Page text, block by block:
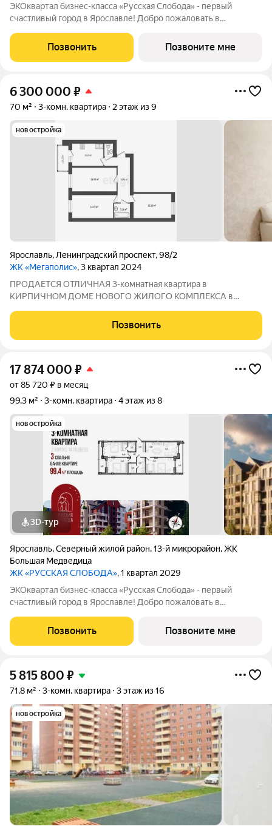
ЭКОквартал бизнес-класса «Русская Слобода» - первый
счастливый город в Ярославле! Добро пожаловать в
русской душой ЭКОквартал «Русская Слобода», формирующий
среду нового качества жизни в
Позвонить Позвоните мне
6 300 000 ₽
70 м² 3-комн. квартира 2 этаж из 9
новостройка
Ярославль, Ленинградский проспект,98/2
ЖК «Мегаполис», 3 квартал 2024
ПPОДАЕТСЯ ОТЛИЧНАЯ 3-комнатная квартира в
КИРПИЧНОМ ДОМЕ НОВОГО ЖИЛОГО КОМПЛЕКСА в
комнаты 14; 13 и 17 кв.м./ кухня 10,23 кв.м.(выход на балкон с
кухни) ПРЕИМУЩЕСТВА ДОМА: -Дом из керамического
Позвонить
17 874 000 ₽
от 85 720 ₽ в месяц
99,3 м²
3-комн. квартира 4 этаж из 8
новостройка
3D-тур
Ярославль,Северный жилой район,13-й микрорайон,ЖК
Большая Медведица
ЖК «РУССКАЯ СЛОБОДА», 1 квартал 2029
ЭКОквартал бизнес-класса «Русская Слобода» - первый
счастливый город в Ярославле! Добро пожаловать в
русской душой ЭКОквартал «Русская Слобода», формирующий
среду нового качества жизни в
Позвонить Позвоните мне
5 815 800 ₽
71,8 м² 3-комн. квартира 3 этаж из 16
новостройка